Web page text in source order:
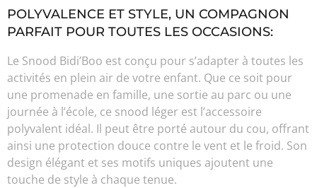
POLYVALENCE ET STYLE, UN COMPAGNON
PARFAIT POUR TOUTES LES OCCASIONS:
Le Snood Bidi’Boo est conçu pour s’adapter à toutes les
activités en plein air de votre enfant. Que ce soit pour
une promenade en famille, une sortie au parc ou une
journée à l’école, ce snood léger est l’accessoire
polyvalent idéal. Il peut être porté autour du cou, offrant
ainsi une protection douce contre le vent et le froid. Son
design élégant et ses motifs uniques ajoutent une
touche de style à chaque tenue.